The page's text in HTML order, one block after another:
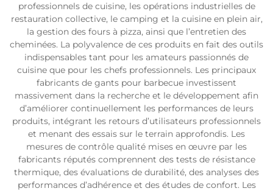
professionnels de cuisine, les opérations industrielles de
restauration collective, le camping et la cuisine en plein air,
la gestion des fours à pizza, ainsi que l’entretien des
cheminées. La polyvalence de ces produits en fait des outils
indispensables tant pour les amateurs passionnés de
cuisine que pour les chefs professionnels. Les principaux
fabricants de gants pour barbecue investissent
massivement dans la recherche et le développement afin
d’améliorer continuellement les performances de leurs
produits, intégrant les retours d’utilisateurs professionnels
et menant des essais sur le terrain approfondis. Les
mesures de contrôle qualité mises en œuvre par les
fabricants réputés comprennent des tests de résistance
thermique, des évaluations de durabilité, des analyses des
performances d’adhérence et des études de confort. Les